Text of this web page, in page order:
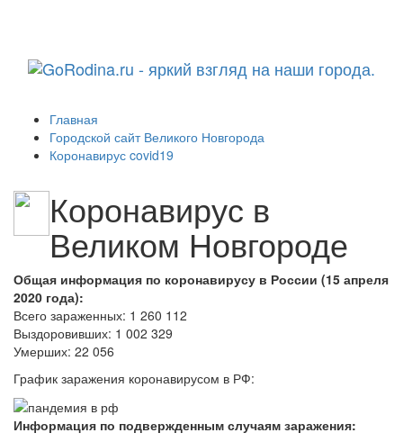
Главная
Городской сайт Великого Новгорода
Коронавирус covid19
Коронавирус в
Великом Новгороде
Общая информация по коронавирусу в России (15 апреля
2020 года):
Всего зараженных: 1 260 112
Выздоровивших: 1 002 329
Умерших: 22 056
График заражения коронавирусом в РФ:
Информация по подвержденным случаям заражения: